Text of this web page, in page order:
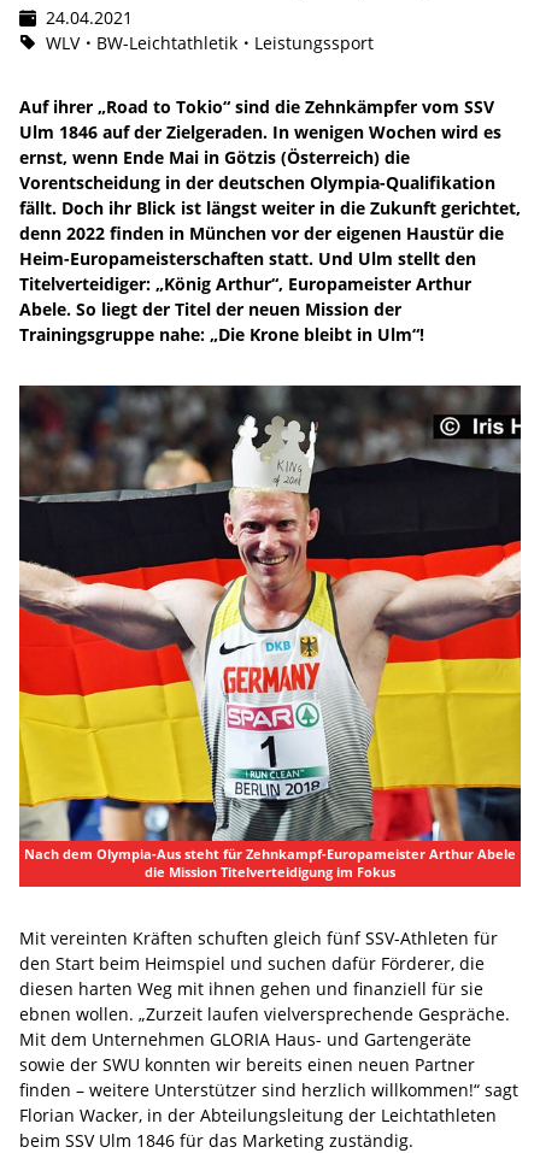
24.04.2021
WLV
BW-Leichtathletik Leistungssport
Auf ihrer „Road to Tokio“ sind die Zehnkämpfer vom SSV
Ulm 1846 auf der Zielgeraden. In wenigen Wochen wird es
ernst, wenn Ende Mai in Götzis (Österreich) die
Vorentscheidung in der deutschen Olympia-Qualifikation
fällt. Doch ihr Blick ist längst weiter in die Zukunft gerichtet,
denn 2022 finden in München vor der eigenen Haustür die
Heim-Europameisterschaften statt. Und Ulm stellt den
Titelverteidiger: „König Arthur“, Europameister Arthur
Abele. So liegt der Titel der neuen Mission der
Trainingsgruppe nahe: „Die Krone bleibt in Ulm“!
Nach dem Olympia-Aus steht für Zehnkampf-Europameister Arthur Abele
die Mission Titelverteidigung im Fokus
Mit vereinten Kräften schuften gleich fünf SSV-Athleten für
den Start beim Heimspiel und suchen dafür Förderer, die
diesen harten Weg mit ihnen gehen und finanziell für sie
ebnen wollen. „Zurzeit laufen vielversprechende Gespräche.
Mit dem Unternehmen GLORIA Haus- und Gartengeräte
sowie der SWU konnten wir bereits einen neuen Partner
finden – weitere Unterstützer sind herzlich willkommen!“ sagt
Florian Wacker, in der Abteilungsleitung der Leichtathleten
beim SSV Ulm 1846 für das Marketing zuständig.